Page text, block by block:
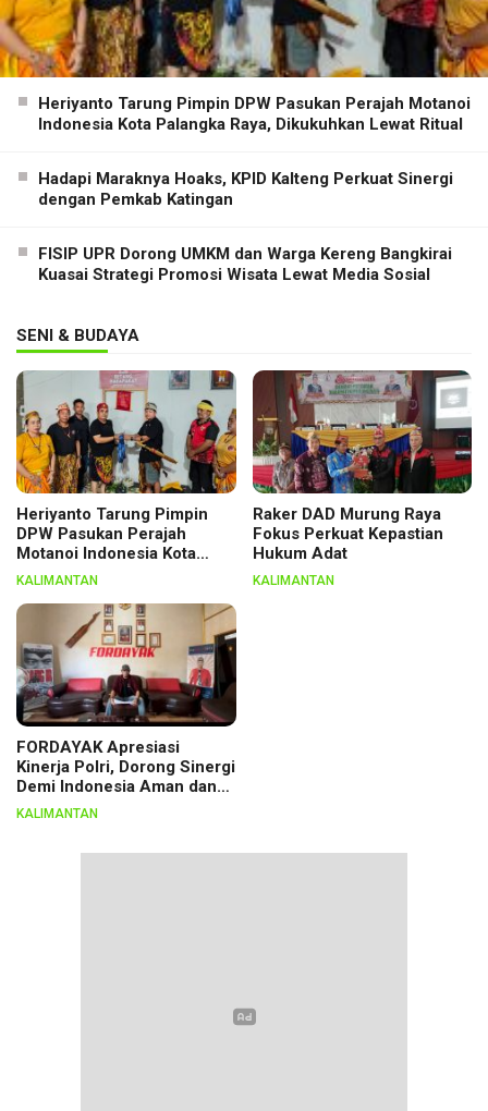
Heriyanto Tarung Pimpin DPW Pasukan Perajah Motanoi
Indonesia Kota Palangka Raya, Dikukuhkan Lewat Ritual
Hadapi Maraknya Hoaks, KPID Kalteng Perkuat Sinergi
dengan Pemkab Katingan
FISIP UPR Dorong UMKM dan Warga Kereng Bangkirai
Kuasai Strategi Promosi Wisata Lewat Media Sosial
SENI & BUDAYA
Heriyanto Tarung Pimpin
DPW Pasukan Perajah
Motanoi Indonesia Kota
Palangka Raya, Dikukuhkan
KALIMANTAN
Raker DAD Murung Raya
Fokus Perkuat Kepastian
Hukum Adat
KALIMANTAN
FORDAYAK Apresiasi
Kinerja Polri, Dorong Sinergi
Demi Indonesia Aman dan
Berkeadilan
KALIMANTAN